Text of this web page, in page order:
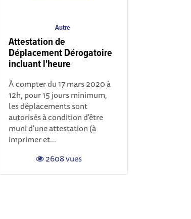
Autre
Attestation de
Déplacement Dérogatoire
incluant l'heure
À compter du 17 mars 2020 à
12h, pour 15 jours minimum,
les déplacements sont
autorisés à condition d'être
muni d'une attestation (à
imprimer et...
2608 vues